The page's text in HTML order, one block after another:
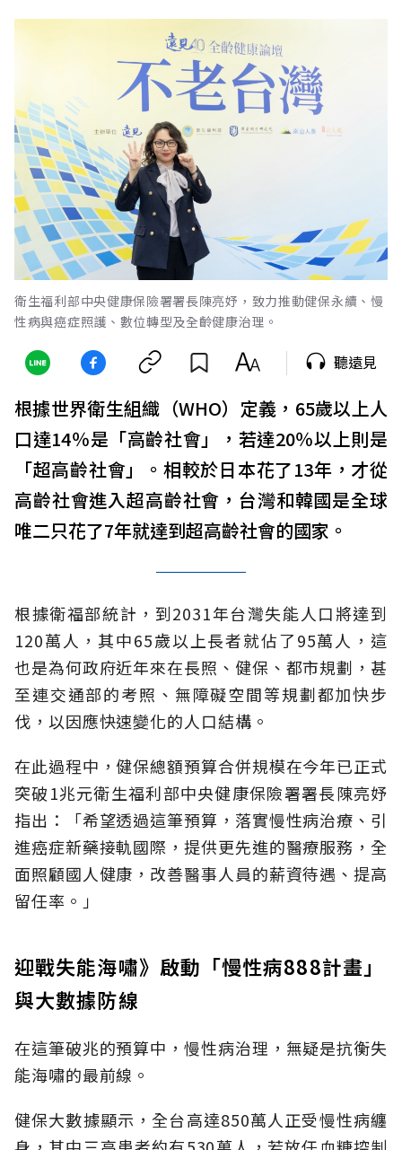
衛生福利部中央健康保險署署長陳亮妤，致力推動健保永續、慢
性病與癌症照護、數位轉型及全齡健康治理。
聽遠見
根據世界衛生組織（WHO）定義，65歲以上人
口達14％是「高齡社會」，若達20％以上則是
「超高齡社會」。相較於日本花了13年，才從
高齡社會進入超高齡社會，台灣和韓國是全球
唯二只花了7年就達到超高齡社會的國家。
根據衛福部統計，到2031年台灣失能人口將達到
120萬人，其中65歲以上長者就佔了95萬人，這
也是為何政府近年來在長照、健保、都市規劃，甚
至連交通部的考照、無障礙空間等規劃都加快步
伐，以因應快速變化的人口結構。
在此過程中，健保總額預算合併規模在今年已正式
突破1兆元衛生福利部中央健康保險署署長陳亮妤
指出：「希望透過這筆預算，落實慢性病治療、引
進癌症新藥接軌國際，提供更先進的醫療服務，全
面照顧國人健康，改善醫事人員的薪資待遇、提高
留任率。」
迎戰失能海嘯》啟動「慢性病888計畫」
與大數據防線
在這筆破兆的預算中，慢性病治理，無疑是抗衡失
能海嘯的最前線。
健保大數據顯示，全台高達850萬人正受慢性病纏